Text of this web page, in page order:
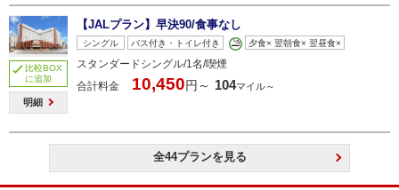
比較BOX
に追加
明細
【JALプラン】早決90/食事なし
シングル バス付き・トイレ付き 夕食× 翌朝食× 翌昼食×
スタンダードシングル/1名/喫煙
合計料金
10,450円～ 104マイル～
全44プランを見る